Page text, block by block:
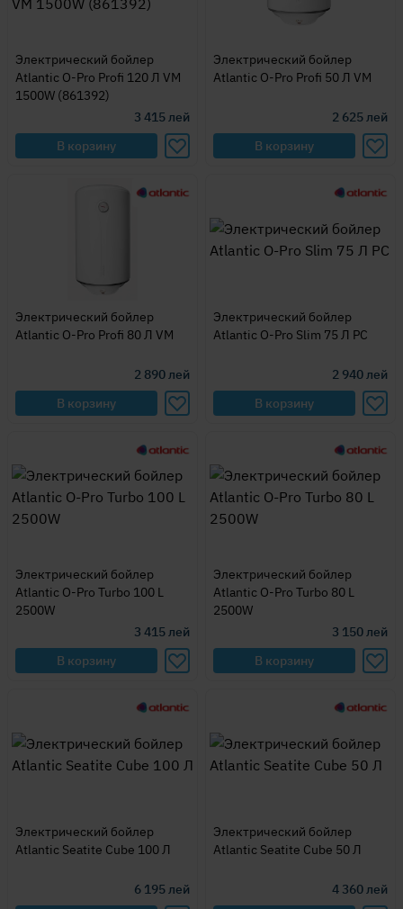
Электрический бойлер
Atlantic O-Pro Profi 120 Л VM
1500W (861392)
3 415лей
В корзину
Электрический бойлер
Atlantic O-Pro Profi 50 Л VM
2 625лей
В корзину
Электрический бойлер
Atlantic O-Pro Profi 80 Л VM
2 890лей
В корзину
Электрический бойлер
Atlantic O-Pro Slim 75 Л PC
2 940лей
В корзину
Электрический бойлер
Atlantic O-Pro Turbo 100 L
2500W
3 415лей
В корзину
Электрический бойлер
Atlantic O-Pro Turbo 80 L
2500W
3 150лей
В корзину
Электрический бойлер
Atlantic Seatite Cube 100 Л
6 195лей
Электрический бойлер
Atlantic Seatite Cube 50 Л
4 360лей